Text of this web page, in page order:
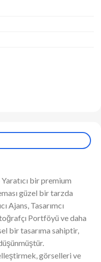
bir premium
güzel bir tarzda
Ajans, Tasarımcı
Portföyü ve daha
bir tasarıma sahiptir,
görselleri ve